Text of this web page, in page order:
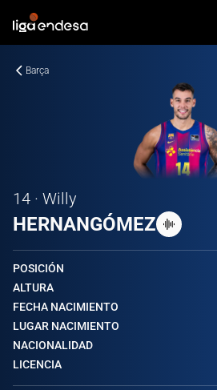
Barça
14 · Willy
HERNANGÓMEZ
POSICIÓN
ALTURA
FECHA NACIMIENTO
LUGAR NACIMIENTO
NACIONALIDAD
LICENCIA